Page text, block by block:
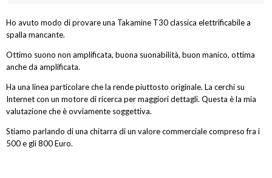
Ho avuto modo di provare una Takamine T30 classica elettrificabile a
spalla mancante.
Ottimo suono non amplificata, buona suonabilità, buon manico, ottima
anche da amplificata.
Ha una linea particolare che la rende piuttosto originale. La cerchi su
Internet con un motore di ricerca per maggiori dettagli. Questa è la mia
valutazione che è ovviamente soggettiva.
Stiamo parlando di una chitarra di un valore commerciale compreso fra i
500 e gli 800 Euro.